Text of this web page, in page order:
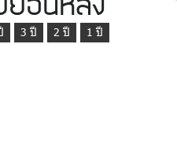
3 ปี 2 ปี 1 ปี